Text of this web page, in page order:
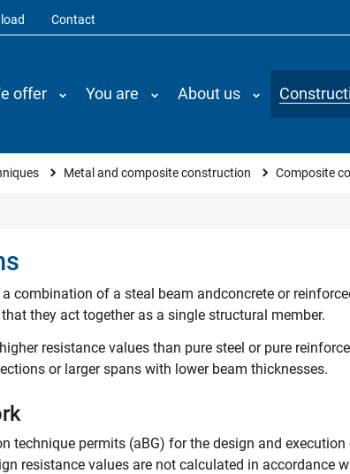
Contact
offer You are About us
Metal and composite construction Composite
combination of a steal beam andconcrete or
they act together as a single structural member.
resistance values than pure steel or pure
or larger spans with lower beam thicknesses.
technique permits (aBG) for the design and
resistance values are not calculated in accordance